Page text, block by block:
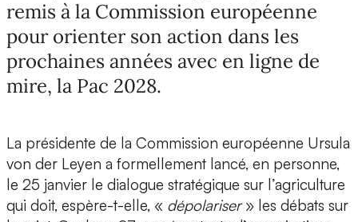
remis à la Commission européenne
pour orienter son action dans les
prochaines années avec en ligne de
mire, la Pac 2028.
La présidente de la Commission européenne Ursula
von der Leyen a formellement lancé, en personne,
le 25 janvier le dialogue stratégique sur l’agriculture
qui doit, espère-t-elle, « dépolariser» les débats sur